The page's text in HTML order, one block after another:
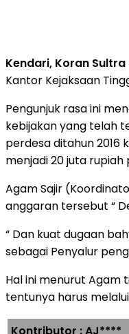
Kendari, Koran Sultra
Kantor Kejaksaan
Pengunjuk rasa ini
kebijakan yang telah
perdesa ditahun 2016
menjadi 20 juta rupiah
Agam Sajir
anggaran tersebut “
“ Dan kuat dugaan
sebagai Penyalur
Hal ini menurut Agam
tentunya harus
Kontributor : AJ****